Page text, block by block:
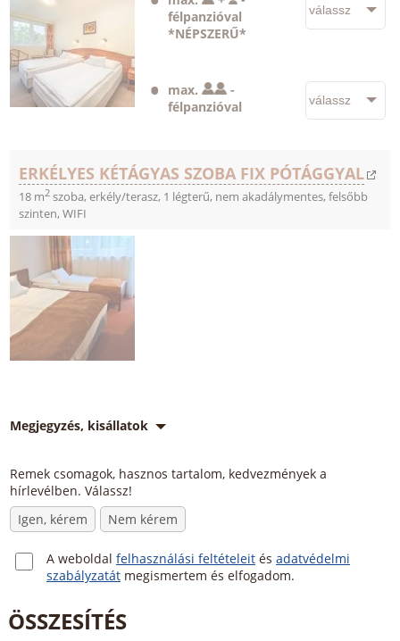
félpanzióval
*NÉPSZERŰ*
max.
-
félpanzióval
ERKÉLYES KÉTÁGYAS SZOBA FIX PÓTÁGGYAL
18 m2szoba, erkély/terasz, 1 légterű, nem akadálymentes, felsőbb
szinten, WIFI
Megjegyzés, kisállatok
Remek csomagok, hasznos tartalom, kedvezmények a
hírlevélben. Válassz!
Igen, kérem
Nem kérem
A weboldal felhasználási feltételeités adatvédelmi
szabályzatát megismertem és elfogadom.